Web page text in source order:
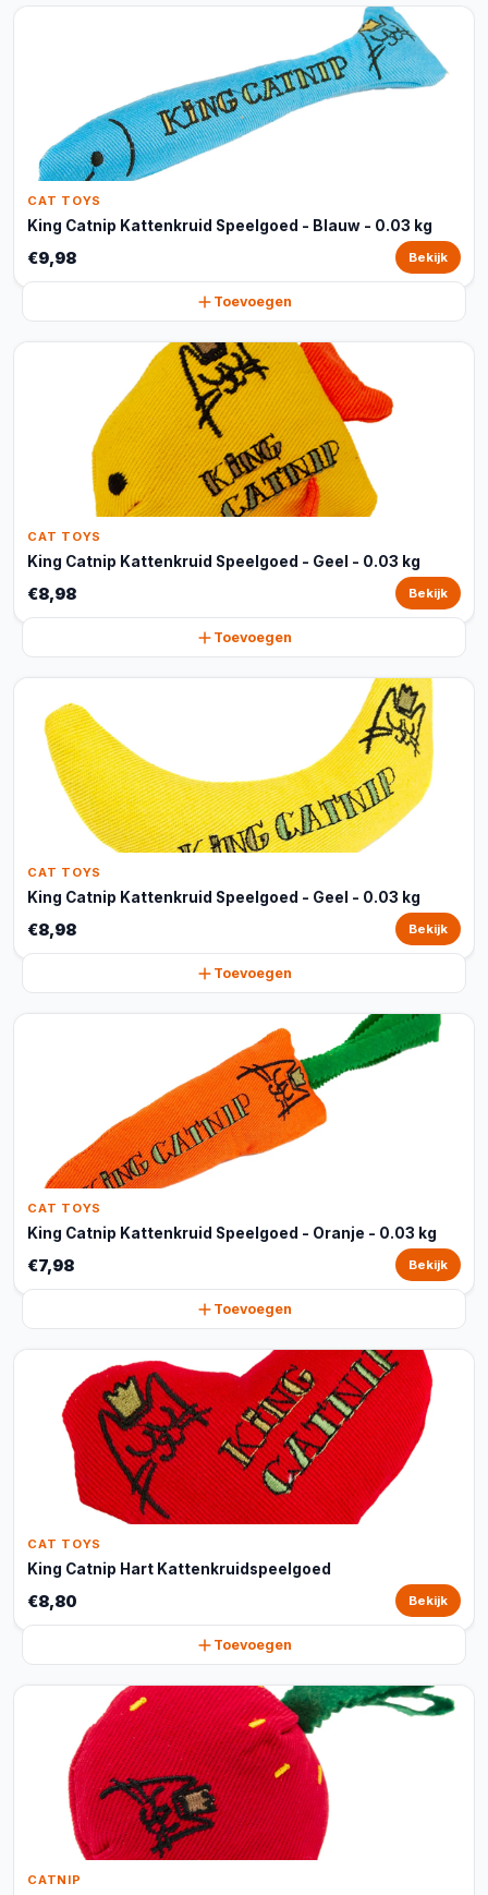
CAT TOYS
King Catnip Kattenkruid Speelgoed - Blauw - 0.03 kg
€9,98 Bekijk
Toevoegen
CAT TOYS
King Catnip Kattenkruid Speelgoed - Geel - 0.03 kg
€8,98 Bekijk
Toevoegen
CAT TOYS
King Catnip Kattenkruid Speelgoed - Geel - 0.03 kg
€8,98 Bekijk
Toevoegen
CAT TOYS
King Catnip Kattenkruid Speelgoed - Oranje - 0.03 kg
€7,98 Bekijk
Toevoegen
CAT TOYS
King Catnip Hart Kattenkruidspeelgoed
€8,80 Bekijk
Toevoegen
CATNIP